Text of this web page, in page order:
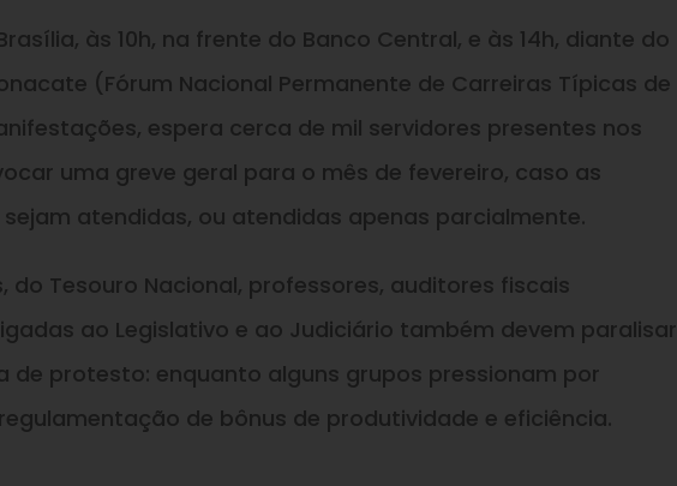
às 10h, na frente do Banco Central, e às 14h, diante do
(Fórum Nacional Permanente de Carreiras Típicas de
espera cerca de mil servidores presentes nos
uma greve geral para o mês de fevereiro, caso as
atendidas, ou atendidas apenas parcialmente.
do Tesouro Nacional, professores, auditores fiscais
ao Legislativo e ao Judiciário também devem paralisar
de protesto: enquanto alguns grupos pressionam por
de bônus de produtividade e eficiência.